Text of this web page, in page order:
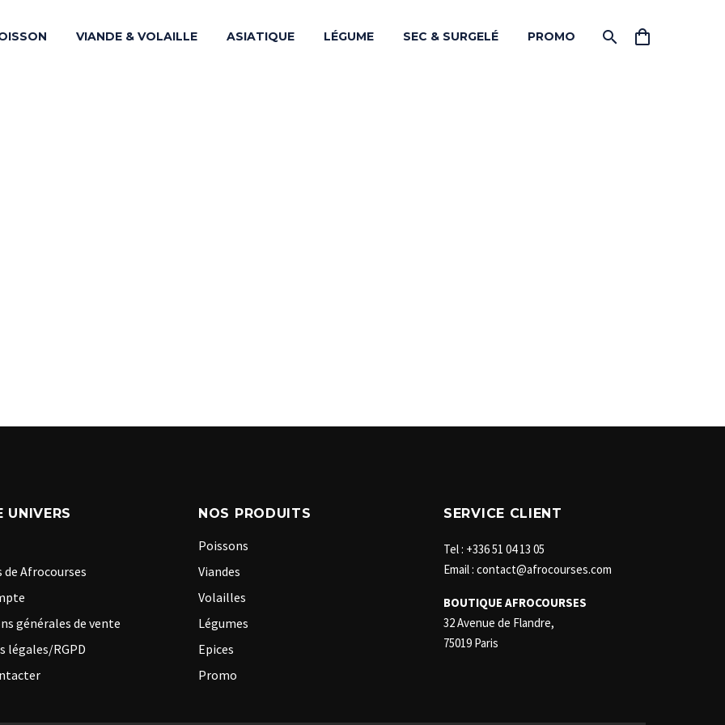
VIANDE & VOLAILLE ASIATIQUE LÉGUME SEC & SURGELÉ PROMO
UNIVERS
de Afrocourses
générales de vente
légales/RGPD
NOS PRODUITS
Poissons
Viandes
Volailles
Légumes
Epices
Promo
SERVICE CLIENT
Tel : +336 51 04 13 05
Email : contact@afrocourses.com
BOUTIQUE AFROCOURSES
32 Avenue de Flandre,
75019 Paris